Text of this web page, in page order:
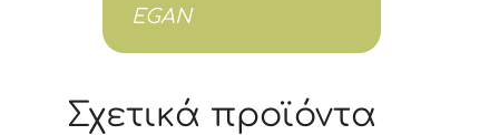
EGAN
Σχετικά προϊόντα